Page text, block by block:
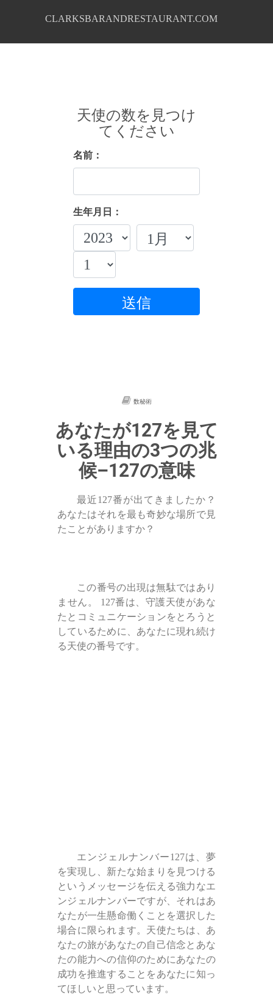
CLARKSBARANDRESTAURANT.COM
天使の数を見つけ
てください
名前：
生年月日：
送信
数秘術
あなたが127を見て
いる理由の3つの兆
候–127の意味
最近127番が出てきましたか？
あなたはそれを最も奇妙な場所で見
たことがありますか？
この番号の出現は無駄ではあり
ません。 127番は、守護天使があな
たとコミュニケーションをとろうと
しているために、あなたに現れ続け
る天使の番号です。
エンジェルナンバー127は、夢
を実現し、新たな始まりを見つける
というメッセージを伝える強力なエ
ンジェルナンバーですが、それはあ
なたが一生懸命働くことを選択した
場合に限られます。天使たちは、あ
なたの旅があなたの自己信念とあな
たの能力への信仰のためにあなたの
成功を推進することをあなたに知っ
てほしいと思っています。